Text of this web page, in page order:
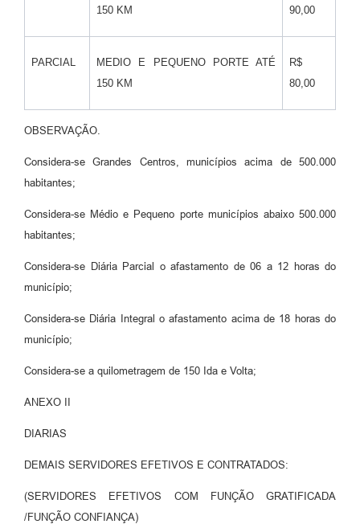
150 KM 90,00
PARCIAL
MEDIO E PEQUENO PORTE ATÉ
150 KM
R$
80,00
OBSERVAÇÃO.
Considera-se Grandes Centros, municípios acima de 500.000
habitantes;
Considera-se Médio e Pequeno porte municípios abaixo 500.000
habitantes;
Considera-se Diária Parcial o afastamento de 06 a 12 horas do
município;
Considera-se Diária Integral o afastamento acima de 18 horas do
município;
Considera-se a quilometragem de 150 Ida e Volta;
ANEXO II
DIARIAS
DEMAIS SERVIDORES EFETIVOS E CONTRATADOS:
(SERVIDORES EFETIVOS COM FUNÇÃO GRATIFICADA
/FUNÇÃO CONFIANÇA)